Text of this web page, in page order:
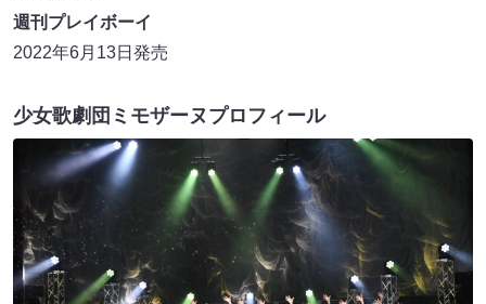
週刊プレイボーイ
2022年6月13日発売
少女歌劇団ミモザーヌプロフィール